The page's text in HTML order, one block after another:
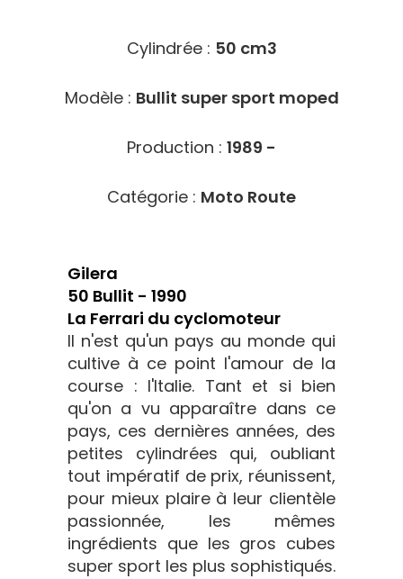
Cylindrée : 50 cm3
Modèle : Bullit super sport moped
Production : 1989 -
Catégorie : Moto Route
Gilera
50 Bullit - 1990
La Ferrari du cyclomoteur
Il n'est qu'un pays au monde qui
cultive à ce point l'amour de la
course : l'Italie. Tant et si bien
qu'on a vu apparaître dans ce
pays, ces dernières années, des
petites cylindrées qui, oubliant
tout impératif de prix, réunissent,
pour mieux plaire à leur clientèle
passionnée, les mêmes
ingrédients que les gros cubes
super sport les plus sophistiqués.